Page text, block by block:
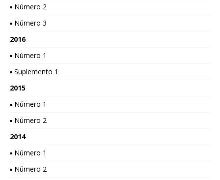
▪ Número 2
▪ Número 3
2016
▪ Número 1
▪ Suplemento 1
2015
▪ Número 1
▪ Número 2
2014
▪ Número 1
▪ Número 2